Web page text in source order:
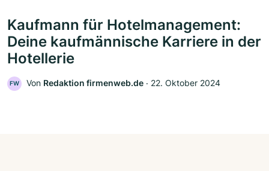
Kaufmann für Hotelmanagement:
Deine kaufmännische Karriere in der
Hotellerie
FW Von Redaktion firmenweb.de ‧ 22. Oktober 2024